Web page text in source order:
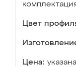
Цвет
Цена: